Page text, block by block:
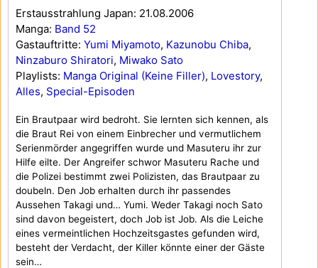
Erstausstrahlung Japan: 21.08.2006
Manga: Band 52
Gastauftritte: Yumi Miyamoto, Kazunobu Chiba,
Ninzaburo Shiratori, Miwako Sato
Playlists: Manga Original (Keine Filler), Lovestory,
Alles, Special-Episoden
Ein Brautpaar wird bedroht. Sie lernten sich kennen, als
die Braut Rei von einem Einbrecher und vermutlichem
Serienmörder angegriffen wurde und Masuteru ihr zur
Hilfe eilte. Der Angreifer schwor Masuteru Rache und
die Polizei bestimmt zwei Polizisten, das Brautpaar zu
doubeln. Den Job erhalten durch ihr passendes
Aussehen Takagi und… Yumi. Weder Takagi noch Sato
sind davon begeistert, doch Job ist Job. Als die Leiche
eines vermeintlichen Hochzeitsgastes gefunden wird,
besteht der Verdacht, der Killer könnte einer der Gäste
sein…